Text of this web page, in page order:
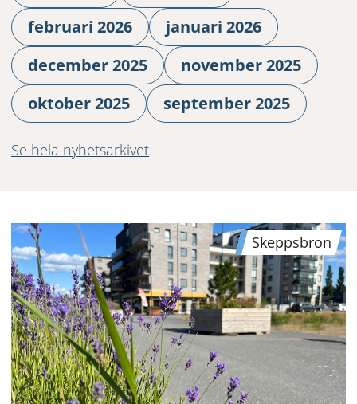
februari 2026
januari 2026
december 2025
november 2025
oktober 2025
september 2025
Se hela nyhetsarkivet
Skeppsbron